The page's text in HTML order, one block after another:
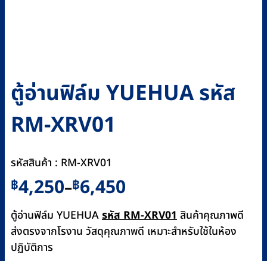
ตู้อ่านฟิล์ม YUEHUA รหัส
RM-XRV01
รหัสสินค้า : RM-XRV01
฿4,250–฿6,450
Price
range:
฿4,250
through
฿6,450
ตู้อ่านฟิล์ม YUEHUAรหัส RM-XRV01สินค้าคุณภาพดี
ส่งตรงจากโรงาน วัสดุคุณภาพดี เหมาะสำหรับใช้ในห้อง
ปฏิบัติการ